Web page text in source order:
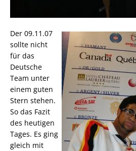
Der 09.11.07
sollte nicht
für das
Deutsche
Team unter
einem guten
Stern stehen.
So das Fazit
des heutigen
Tages. Es ging
gleich mit